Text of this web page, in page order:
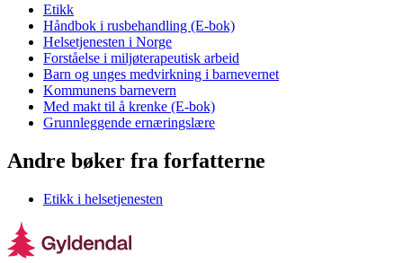
Etikk
Håndbok i rusbehandling (E-bok)
Helsetjenesten i Norge
Forståelse i miljøterapeutisk arbeid
Barn og unges medvirkning i barnevernet
Kommunens barnevern
Med makt til å krenke (E-bok)
Grunnleggende ernæringslære
Andre bøker fra forfatterne
Etikk i helsetjenesten